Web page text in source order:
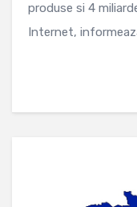
produse si 4
Internet,